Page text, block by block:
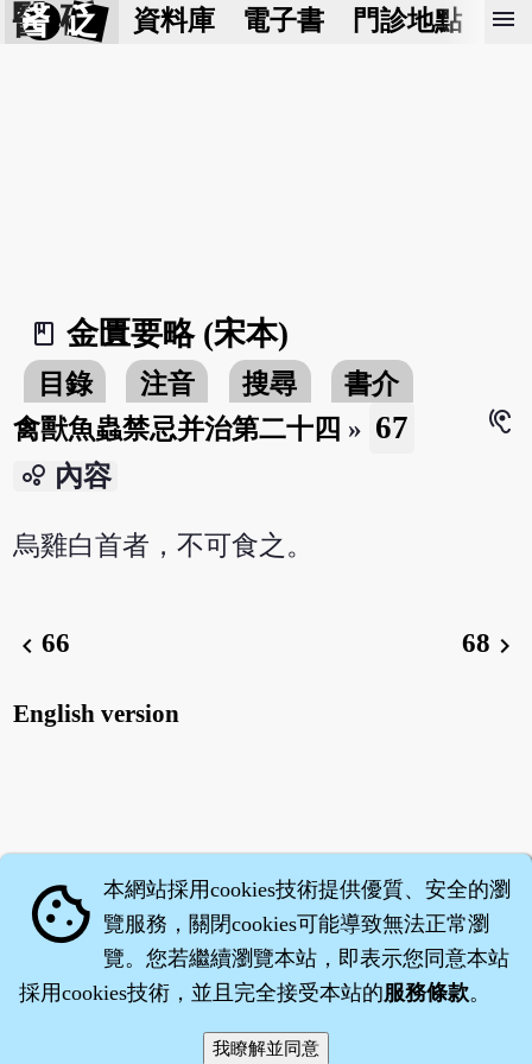
醫 砭 資料庫 電子書 門診地點 預
menu
book_2
金匱要略 (宋本)
目錄 注音 搜尋
書介
禽獸魚蟲禁忌并治第二十四 » 67
hearing
bubble_chart 內容
烏雞白首者，不可食之。
chevron_left66 68 chevron_right
English version
‧沈藥子©2008～2026
cookie 本網站採用cookies技術提供優質、安全的瀏
覽服務，關閉cookies可能導致無法正常瀏
覽。您若繼續瀏覽本站，即表示您同意本站
採用cookies技術，並且完全接受本站的服務條款。